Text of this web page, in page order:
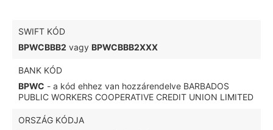
SWIFT KÓD
BPWCBBB2 vagy BPWCBBB2XXX
BANK KÓD
BPWC - a kód ehhez van hozzárendelve BARBADOS
PUBLIC WORKERS COOPERATIVE CREDIT UNION LIMITED
ORSZÁG KÓDJA